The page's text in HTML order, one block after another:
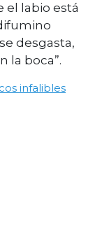
el labio está
desgasta,
la boca”.
infalibles